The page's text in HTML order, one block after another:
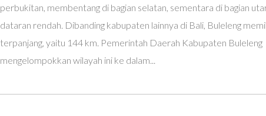
perbukitan, membentang di bagian selatan, sementara di bagian
dataran rendah. Dibanding kabupaten lainnya di Bali, Buleleng
terpanjang, yaitu 144 km. Pemerintah Daerah Kabupaten Buleleng
mengelompokkan wilayah ini ke dalam...